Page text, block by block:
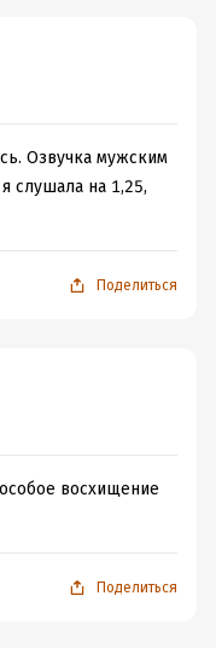
Озвучка мужским
слушала на 1,25,
Поделиться
восхищение
Поделиться